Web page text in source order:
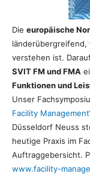
Die europäische
länderübergreifend,
verstehen ist.
SVIT FM und FMA
Funktionen und
Unser
Facility
Düsseldorf Neuss
heutige Praxis im
Auftraggebersicht.
www.facility-